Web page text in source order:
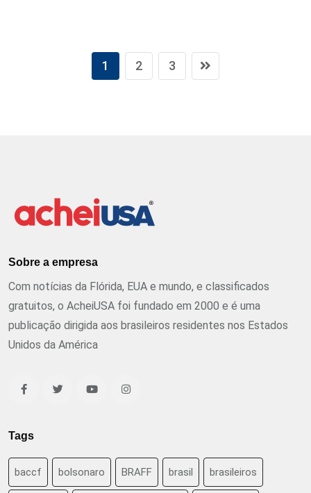
1 2 3
Sobre a empresa
Com notícias da Flórida, EUA e mundo, e classificados
gratuitos, o AcheiUSA foi fundado em 2000 e é uma
publicação dirigida aos brasileiros residentes nos Estados
Unidos da América
Tags
baccf bolsonaro BRAFF brasil brasileiros